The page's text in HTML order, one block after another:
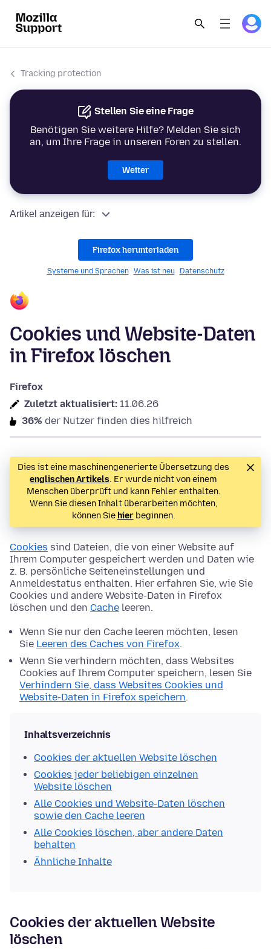
Tracking protection
Stellen Sie eine Frage
Benötigen Sie weitere Hilfe? Melden Sie sich
an, um Ihre Frage in unseren Foren zu stellen.
Weiter
Artikel anzeigen für:
Firefox herunterladen
Systeme und Sprachen Was ist neu Datenschutz
Cookies und Website-Daten
in Firefox löschen
Firefox
Zuletzt aktualisiert: 11.06.26
36% der Nutzer finden dies hilfreich
Dies ist eine maschinengenerierte Übersetzung des
englischen Artikels. Er wurde nicht von einem
Menschen überprüft und kann Fehler enthalten.
Wenn Sie diesen Inhalt überarbeiten möchten,
können Sie hierbeginnen.
Cookies sind Dateien, die von einer Website auf
Ihrem Computer gespeichert werden und Daten wie
z. B. persönliche Seiteneinstellungen und
Anmeldestatus enthalten. Hier erfahren Sie, wie Sie
Cookies und andere Website-Daten in Firefox
löschen und den Cache leeren.
Wenn Sie nur den Cache leeren möchten, lesen
Sie Leeren des Caches von Firefox.
Wenn Sie verhindern möchten, dass Websites
Cookies auf Ihrem Computer speichern, lesen Sie
Verhindern Sie, dass Websites Cookies und
Website-Daten in Firefox speichern.
Inhaltsverzeichnis
Cookies der aktuellen Website löschen
Cookies jeder beliebigen einzelnen
Website löschen
Alle Cookies und Website-Daten löschen
sowie den Cache leeren
Alle Cookies löschen, aber andere Daten
behalten
Ähnliche Inhalte
Cookies der aktuellen Website
löschen